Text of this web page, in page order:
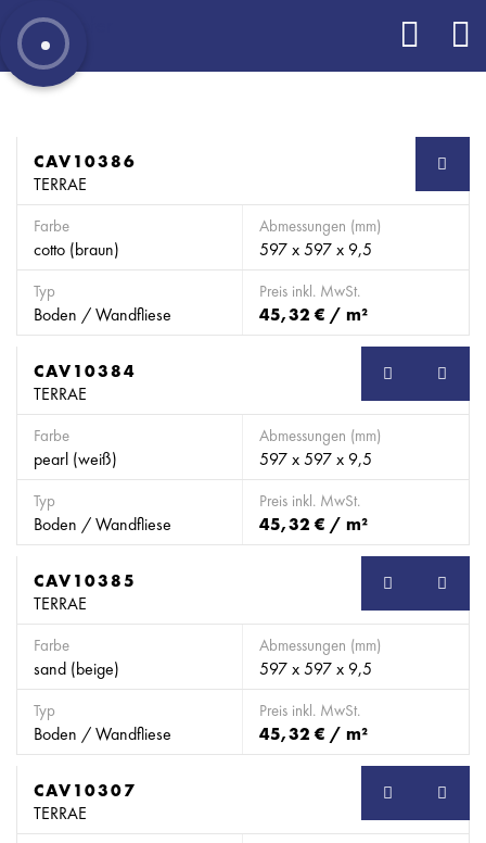
CAV10386
TERRAE
Farbe
cotto (braun)
Abmessungen (mm)
597 x 597 x 9,5
Typ
Boden / Wandfliese
Preis inkl. MwSt.
45,32 € / m²
CAV10384
TERRAE
Farbe
pearl (weiß)
Abmessungen (mm)
597 x 597 x 9,5
Typ
Boden / Wandfliese
Preis inkl. MwSt.
45,32 € / m²
CAV10385
TERRAE
Farbe
sand (beige)
Abmessungen (mm)
597 x 597 x 9,5
Typ
Boden / Wandfliese
Preis inkl. MwSt.
45,32 € / m²
CAV10307
TERRAE